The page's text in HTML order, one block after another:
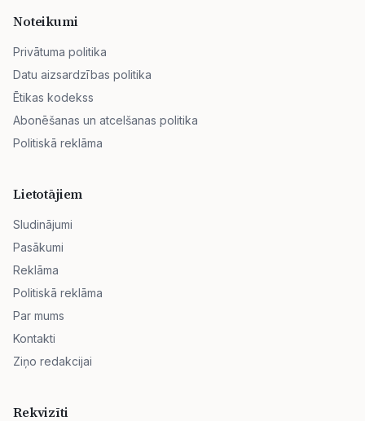
Noteikumi
Privātuma politika
Datu aizsardzības politika
Ētikas kodekss
Abonēšanas un atcelšanas politika
Politiskā reklāma
Lietotājiem
Sludinājumi
Pasākumi
Reklāma
Politiskā reklāma
Par mums
Kontakti
Ziņo redakcijai
Rekvizīti